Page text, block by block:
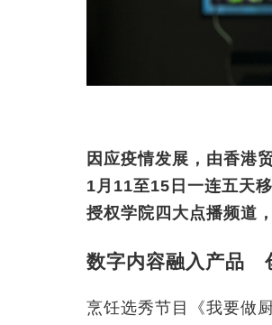
因应疫情发展，由香港
1月11至15日一连五天
授权学院四大点播频道
数字内容融入产品
烹饪选秀节目《我要做